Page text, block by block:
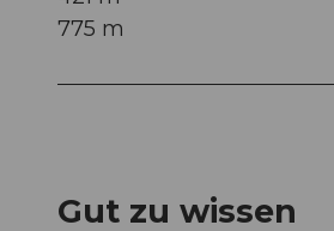
775 m
Gut zu wissen